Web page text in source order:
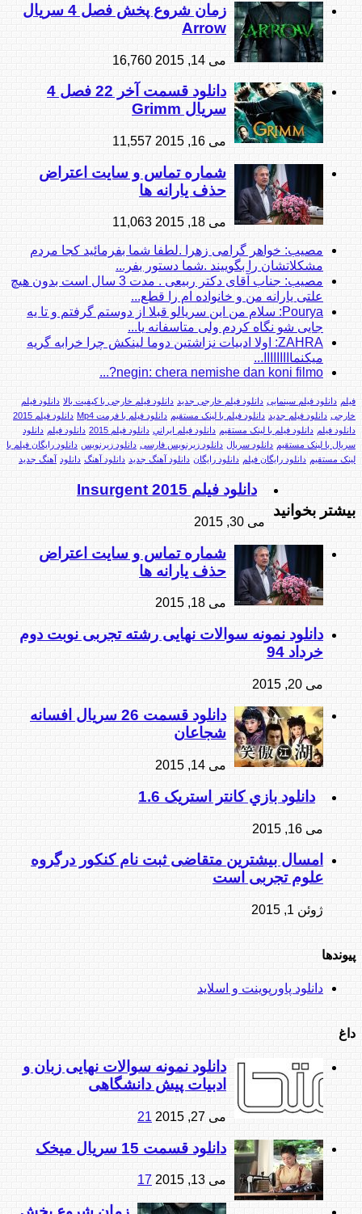
زمان شروع پخش فصل 4 سریال
Arrow
می 14, 2015 16,760
دانلود قسمت آخر 22 فصل 4
سریال Grimm
می 16, 2015 11,557
شماره تماس و سایت اعتراض
حذف یارانه ها
می 18, 2015 11,063
مصیب: خواهر گرامی زهرا .لطفا شما بفرمائید کجا مردم
مشکلاتشان را بگوییند .شما دستور بفر...
مصیب: جناب آقای دکتر ربیعی . مدت 3 سال است بدون هیچ
علتی یارانه من و خانواده ام را قطع...
Pourya: سلام من این سریالو قبلا از دوستم گرفتم و تا یه
جایی شو نگاه کردم ولی متاسفانه یا...
ZAHRA: اولا ادبیات نزاشتین دوما لینکش چرا خرابه گریه
میکنمااااااااا...
negin: chera nemishe dan koni filmo?...
فیلم دانلود فیلم سینمایی دانلود فیلم خارجی جدید دانلود فیلم خارجی با کیفیت بالا دانلود فیلم
خارجی دانلود فیلم جدید دانلود فیلم با لینک مستقیم دانلود فیلم با فرمت Mp4
دانلود فیلم 2015
دانلود فیلم دانلود فيلم با لينک مستقيم دانلود فيلم ايراني دانلود فيلم 2015 دانلود فيلم دانلود
سریال با لینک مستقیم دانلود سریال دانلود زیرنویس فارسی دانلود زیرنویس دانلود رایگان فیلم با
لینک مستقیم دانلود رایگان فیلم دانلود رایگان دانلود آهنگ جدید دانلود آهنگ دانلود آهنگ جدید
بیشتر بخوانید
دانلود فیلم Insurgent 2015
می 30, 2015
شماره تماس و سایت اعتراض
حذف یارانه ها
می 18, 2015
دانلود نمونه سوالات نهایی رشته تجربی نوبت دوم
خرداد 94
می 20, 2015
دانلود قسمت 26 سریال افسانه
شجاعان
می 14, 2015
دانلود بازي کانتر استريک 1.6
می 16, 2015
امسال بیشترین متقاضی ثبت نام کنکور درگروه
علوم تجربی است
ژوئن 1, 2015
پیوندها
دانلود پاورپوینت و اسلاید
داغ
دانلود نمونه سوالات نهایی زبان و
ادبیات پیش دانشگاهی
می 27, 2015 21
دانلود قسمت 15 سریال میخک
می 13, 2015 17